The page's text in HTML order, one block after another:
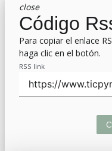
close
Código
Para copiar el enlace
haga clic en el botón.
RSS link